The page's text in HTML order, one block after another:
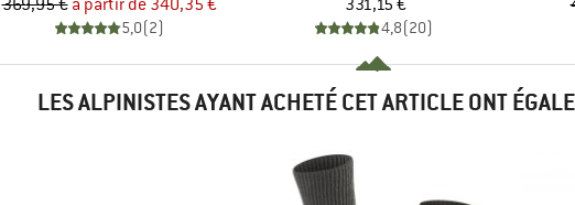
369,95 € à partir de 340,35 €
5,0(2)
331,15 €
4,8(20)
LES ALPINISTES AYANT ACHETÉ CET ARTICLE ONT